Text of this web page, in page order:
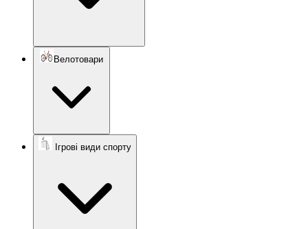
Ігрові види спорту